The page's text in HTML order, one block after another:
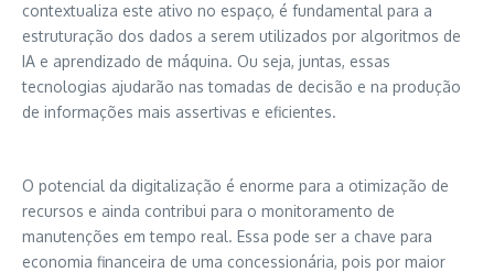
contextualiza este ativo no espaço, é fundamental para a
estruturação dos dados a serem utilizados por algoritmos de
IA e aprendizado de máquina. Ou seja, juntas, essas
tecnologias ajudarão nas tomadas de decisão e na produção
de informações mais assertivas e eficientes.
O potencial da digitalização é enorme para a otimização de
recursos e ainda contribui para o monitoramento de
manutenções em tempo real. Essa pode ser a chave para
economia financeira de uma concessionária, pois por maior